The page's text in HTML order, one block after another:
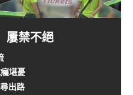
屢禁不絕
堪憂
出路